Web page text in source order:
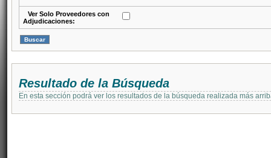
Ver Solo Proveedores con
Adjudicaciones:
Resultado de la Búsqueda
En esta sección podrá ver los resultados de la búsqueda realizada más